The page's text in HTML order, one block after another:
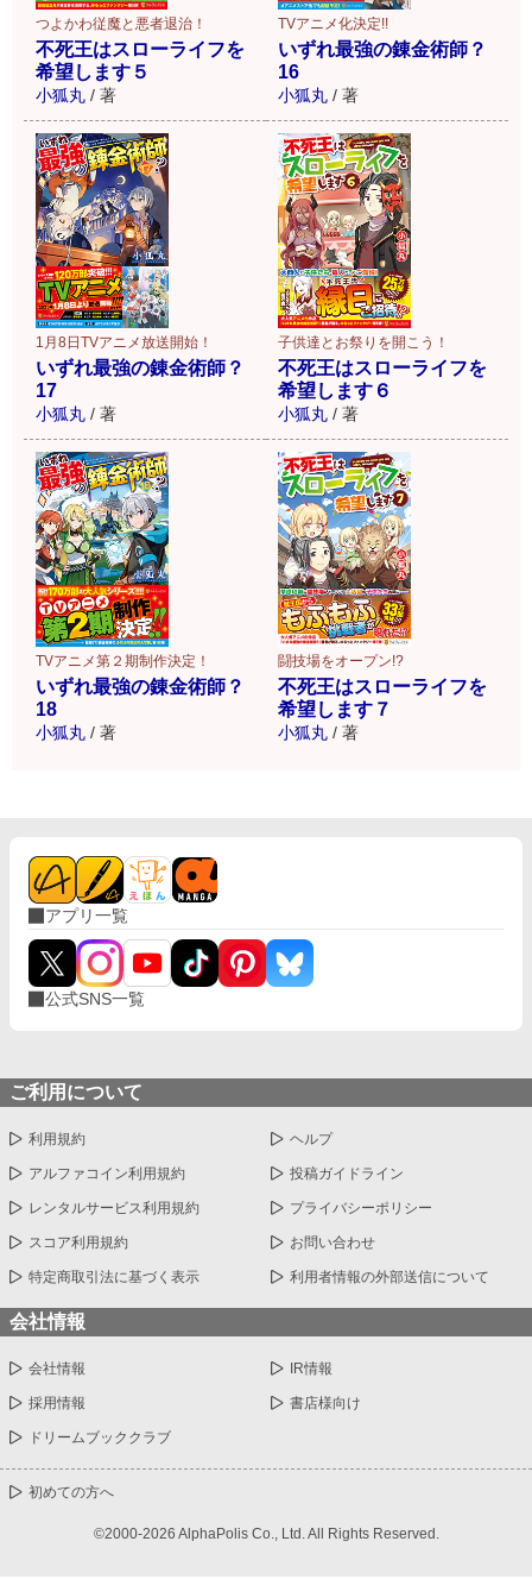
つよかわ従魔と悪者退治！
不死王はスローライフを
希望します５
小狐丸 / 著
TVアニメ化決定!!
いずれ最強の錬金術師？
16
小狐丸 / 著
1月8日TVアニメ放送開始！
いずれ最強の錬金術師？
17
小狐丸 / 著
子供達とお祭りを開こう！
不死王はスローライフを
希望します６
小狐丸 / 著
TVアニメ第２期制作決定！
いずれ最強の錬金術師？
18
小狐丸 / 著
闘技場をオープン!?
不死王はスローライフを
希望します７
小狐丸 / 著
アプリ一覧
公式SNS一覧
ご利用について
利用規約 ヘルプ
アルファコイン利用規約 投稿ガイドライン
レンタルサービス利用規約 プライバシーポリシー
スコア利用規約 お問い合わせ
特定商取引法に基づく表示 利用者情報の外部送信について
会社情報
会社情報 IR情報
採用情報 書店様向け
ドリームブッククラブ
初めての方へ
©2000-2026 AlphaPolis Co., Ltd. All Rights Reserved.